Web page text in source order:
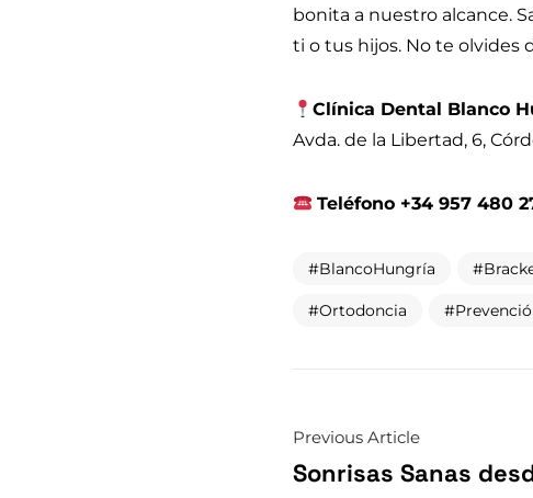
bonita a nuestro alcance.
ti o tus hijos. No te olvides
Clínica Dental Blanco
Avda. de la Libertad, 6,
Teléfono +34 957 480
BlancoHungría
Ortodoncia
Previous Article
Sonrisas Sanas